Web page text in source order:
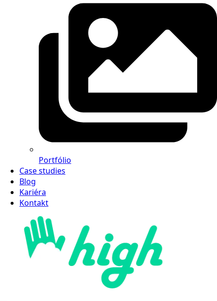
Portfólio
Case studies
Blog
Kariéra
Kontakt